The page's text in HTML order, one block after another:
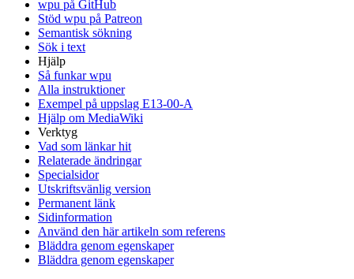
wpu på GitHub
Stöd wpu på Patreon
Semantisk sökning
Sök i text
Hjälp
Så funkar wpu
Alla instruktioner
Exempel på uppslag E13-00-A
Hjälp om MediaWiki
Verktyg
Vad som länkar hit
Relaterade ändringar
Specialsidor
Utskriftsvänlig version
Permanent länk
Sidinformation
Använd den här artikeln som referens
Bläddra genom egenskaper
Bläddra genom egenskaper